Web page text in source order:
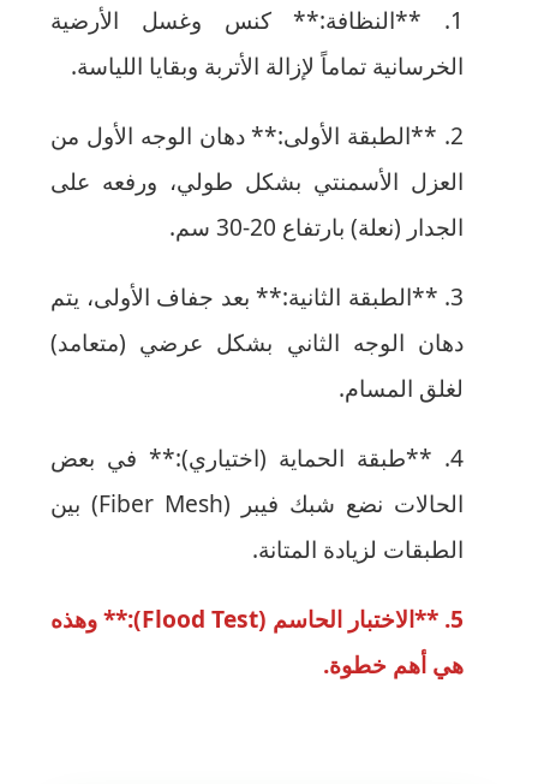
**النظافة:** كنس وغسل الأرضية
الخرسانية تماماً لإزالة الأتربة وبقايا اللياسة.
**الطبقة الأولى:** دهان الوجه الأول من
العزل الأسمنتي بشكل طولي، ورفعه على
الجدار (نعلة) بارتفاع 20-30 سم.
**الطبقة الثانية:** بعد جفاف الأولى، يتم
دهان الوجه الثاني بشكل عرضي (متعامد)
لغلق المسام.
**طبقة الحماية (اختياري):** في بعض
الحالات نضع شبك فيبر (Fiber Mesh) بين
الطبقات لزيادة المتانة.
**الاختبار الحاسم (Flood Test):** وهذه
هي أهم خطوة.